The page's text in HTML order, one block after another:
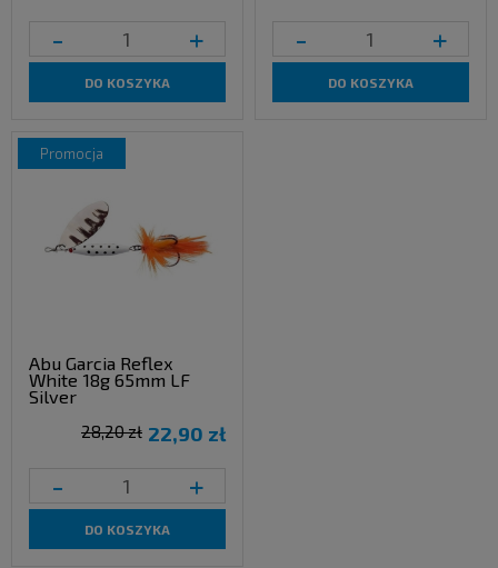
- +
DO KOSZYKA
- +
DO KOSZYKA
Abu Garcia Reflex
White 18g 65mm LF
Silver
22,90 zł
28,20 zł
- +
DO KOSZYKA
promocja